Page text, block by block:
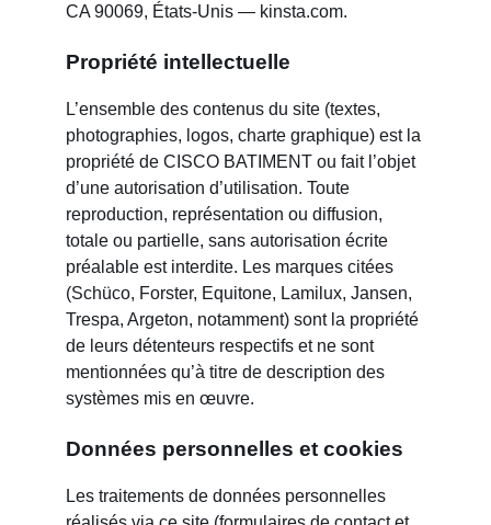
CA 90069, États-Unis — kinsta.com.
Propriété intellectuelle
L’ensemble des contenus du site (textes,
photographies, logos, charte graphique) est la
propriété de CISCO BATIMENT ou fait l’objet
d’une autorisation d’utilisation. Toute
reproduction, représentation ou diffusion,
totale ou partielle, sans autorisation écrite
préalable est interdite. Les marques citées
(Schüco, Forster, Equitone, Lamilux, Jansen,
Trespa, Argeton, notamment) sont la propriété
de leurs détenteurs respectifs et ne sont
mentionnées qu’à titre de description des
systèmes mis en œuvre.
Données personnelles et cookies
Les traitements de données personnelles